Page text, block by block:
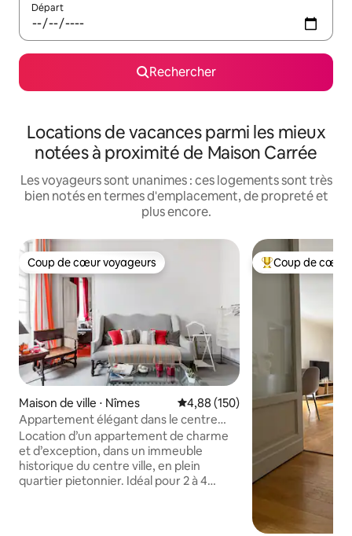
Départ
Rechercher
Locations de vacances parmi les mieux
notées à proximité de Maison Carrée
Les voyageurs sont unanimes : ces logements sont très
bien notés en termes d'emplacement, de propreté et
plus encore.
Coup de cœur voyageurs
Coup de cœur voyageurs
Maison de ville ⋅ Nîmes Évaluation moyenne sur la
4,88 (150)
Appartement élégant dans le centre
historique
Location d’un appartement de charme
et d’exception, dans un immeuble
historique du centre ville, en plein
quartier pietonnier. Idéal pour 2 à 4
Coups de cœur
Coup de cœur